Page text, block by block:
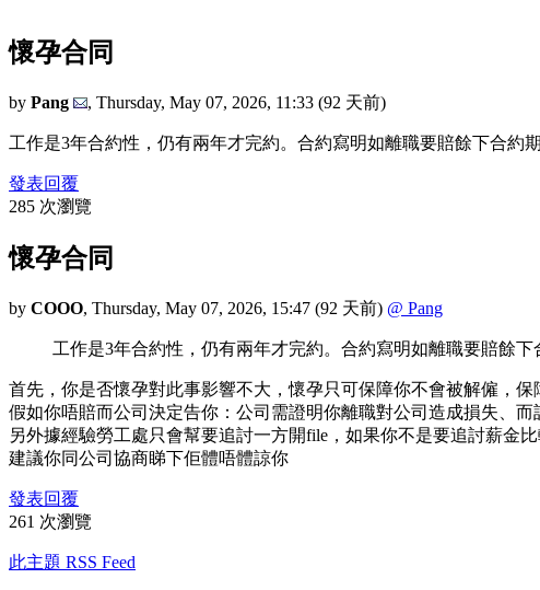
懷孕合同
by Pang , Thursday, May 07, 2026, 11:33 (92 天前)
工作是3年合約性，仍有兩年才完約。合約寫明如離職要賠餘下合約
發表回覆
285 次瀏覽
懷孕合同
by COOO, Thursday, May 07, 2026, 15:47 (92 天前) @ Pang
工作是3年合約性，仍有兩年才完約。合約寫明如離職要賠餘
首先，你是否懷孕對此事影響不大，懷孕只可保障你不會被解僱，
假如你唔賠而公司決定告你：公司需證明你離職對公司造成損失、
另外據經驗勞工處只會幫要追討一方開file，如果你不是要追討薪金
建議你同公司協商睇下佢體唔體諒你
發表回覆
261 次瀏覽
此主題 RSS Feed